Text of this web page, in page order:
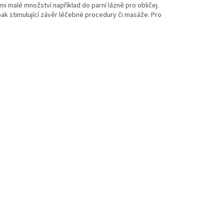
malé množství například do parní lázně pro obličej.
stimulující závěr léčebné procedury či masáže. Pro